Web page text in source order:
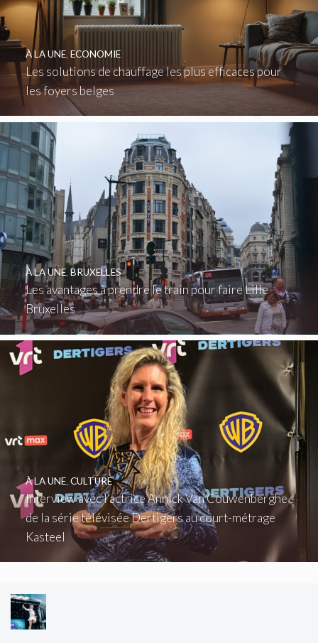
Les solutions de chauffage les plus efficaces pour
les foyers belges
À LA UNE, ECONOMIE
Les avantages à prendre le train pour faire Lille
Bruxelles
À LA UNE, BRUXELLES
Interview avec l’actrice Annick Van Couwenberghe :
de la série télévisée Dertigers au court-métrage
Kasteel
À LA UNE, CULTURE